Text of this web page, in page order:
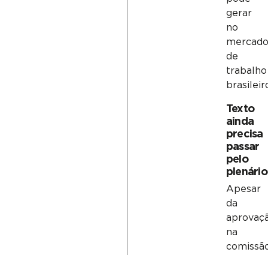
gerar
no
mercado
de
trabalho
Texto
ainda
precisa
passar
pelo
plenário
Apesar
da
na